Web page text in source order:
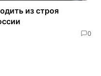
из строя
0